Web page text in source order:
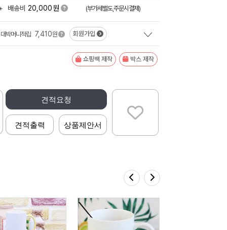
배송비 20,000원 (부가세별도,주문시결제)
대박머니적립 7,410원 회원가입
쇼핑백 제작 박스 제작
견적요청
견적출력 상품제안서